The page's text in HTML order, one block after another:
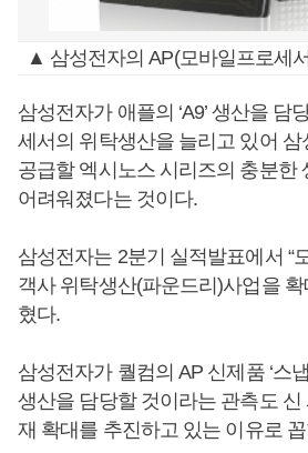
▲ 삼성전자의 AP(모바일프로세
삼성전자가 애플의 ‘A9’ 생산을 담
세서의 위탁생산을 늘리고 있어 삼
공급할 엑시노스 시리즈의 충분한
어려워졌다는 것이다.
삼성전자는 2분기 실적발표에서 “
객사 위탁생산(파운드리)사업을
혔다.
삼성전자가 퀄컴의 AP 신제품 ‘스
생산을 담당할 것이라는 관측도
재 확대를 추진하고 있는 이유로